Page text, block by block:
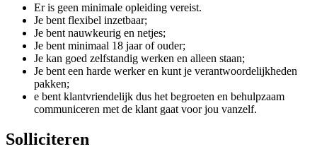
Er is geen minimale opleiding vereist.
Je bent flexibel inzetbaar;
Je bent nauwkeurig en netjes;
Je bent minimaal 18 jaar of ouder;
Je kan goed zelfstandig werken en alleen staan;
Je bent een harde werker en kunt je verantwoordelijkheden
pakken;
e bent klantvriendelijk dus het begroeten en behulpzaam
communiceren met de klant gaat voor jou vanzelf.
Solliciteren